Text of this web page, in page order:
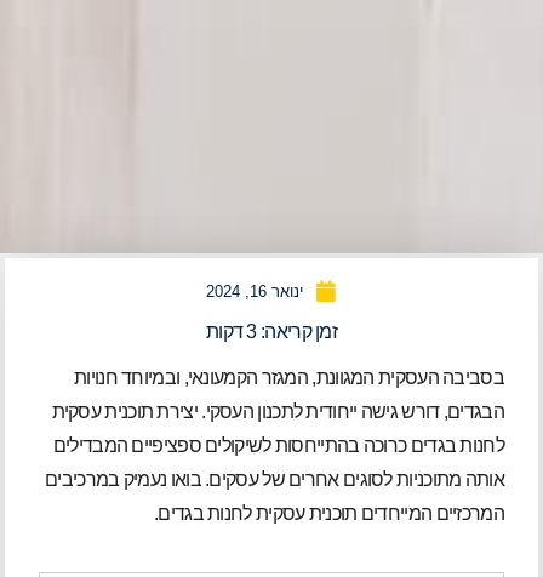
ינואר 16, 2024
זמן קריאה:3דקות
בסביבה העסקית המגוונת, המגזר הקמעונאי, ובמיוחד חנויות
הבגדים, דורש גישה ייחודית לתכנון העסקי. יצירת תוכנית עסקית
לחנות בגדים כרוכה בהתייחסות לשיקולים ספציפיים המבדילים
אותה מתוכניות לסוגים אחרים של עסקים. בואו נעמיק במרכיבים
המרכזיים המייחדים תוכנית עסקית לחנות בגדים.